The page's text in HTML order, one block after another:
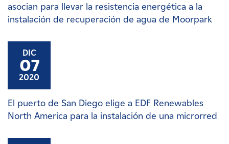
asocian para llevar la resistencia energética a la
instalación de recuperación de agua de Moorpark
DIC
07
2020
El puerto de San Diego elige a EDF Renewables
North America para la instalación de una microrred